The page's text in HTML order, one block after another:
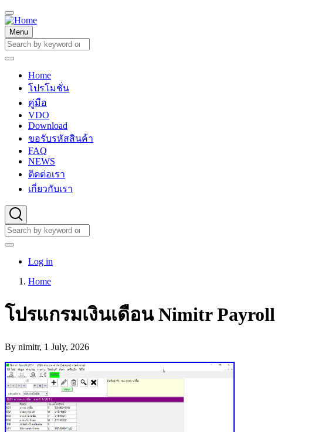
Skip
to
main
content
Menu
Search
Search
Main
navigation
Home
โปรโมชั่น
คู่มือ
VDO
Download
ขอรับรหัสสินค้า
FAQ
NEWS
ติดต่อเรา
เกี่ยวกับเรา
Search
Search
User
menu
Log in
Home
โปรแกรมเงินเดือน Nimitr Payroll
By nimitr, 1 July, 2026